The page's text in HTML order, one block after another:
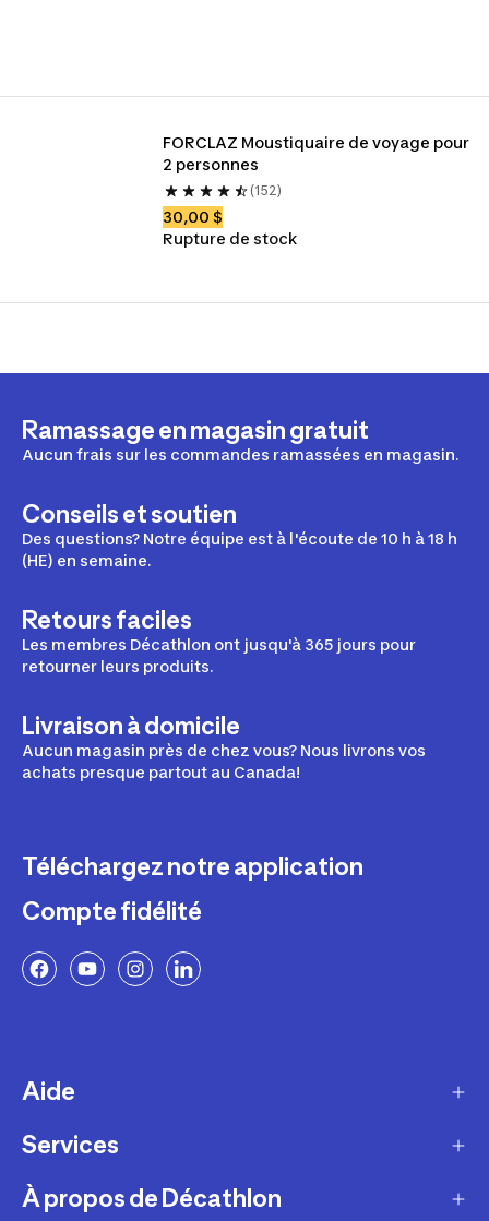
FORCLAZ Moustiquaire de voyage pour
2 personnes
(152)
30,00 $
Rupture de stock
Ramassage en magasin gratuit
Aucun frais sur les commandes ramassées en magasin.
Conseils et soutien
Des questions? Notre équipe est à l'écoute de 10 h à 18 h
(HE) en semaine.
Retours faciles
Les membres Décathlon ont jusqu'à 365 jours pour
retourner leurs produits.
Livraison à domicile
Aucun magasin près de chez vous? Nous livrons vos
achats presque partout au Canada!
Téléchargez notre application
Compte fidélité
Aide
Livraison
Retours et échanges
Services
Programme de fidélité
À propos de Décathlon